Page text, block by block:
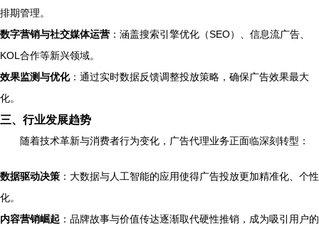
排期管理。
数字营销与社交媒体运营 ：涵盖搜索引擎优化（SEO）、信息流广告、
KOL合作等新兴领域。
效果监测与优化：通过实时数据反馈调整投放策略，确保广告效果最大
化。
三、行业发展趋势
随着技术革新与消费者行为变化，广告代理业务正面临深刻转型：
数据驱动决策 ：大数据与人工智能的应用使得广告投放更加精准化、个性
化。
内容营销崛起 ：品牌故事与价值传达逐渐取代硬性推销，成为吸引用户的